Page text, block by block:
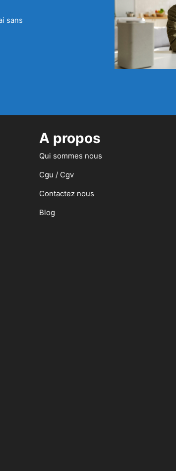
sans
A propos
Qui sommes nous
Cgu / Cgv
Contactez nous
Blog